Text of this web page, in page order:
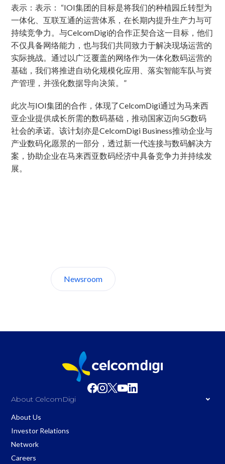
表示：表示： “IOI集团的目标是将我们的种植园丘转型为
一体化、互联互通的运营体系，在长期内提升生产力与可
持续竞争力。与CelcomDigi的合作正契合这一目标，他们
不仅具备网络能力，也与我们共同致力于解决现场运营的
实际挑战。通过以广泛覆盖的网络作为一体化数码运营的
基础，我们将推进自动化规模化应用、落实智能车队与资
产管理，并强化数据导向决策。”
此次与IOI集团的合作，体现了CelcomDigi通过为马来西
亚企业提供成长所需的数码基础，推动国家迈向5G数码
社会的承诺。该计划亦是CelcomDigi Business推动企业与
产业数码化愿景的一部分，透过新一代连接与数码解决方
案，协助企业在马来西亚数码经济中具备竞争力并持续发
展。
Newsroom
About CelcomDigi
About Us
Investor Relations
Network
Careers